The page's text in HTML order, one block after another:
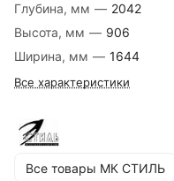
Глубина, мм — 2042
Высота, мм — 906
Ширина, мм — 1644
Все характеристики
Все товары МК СТИЛЬ